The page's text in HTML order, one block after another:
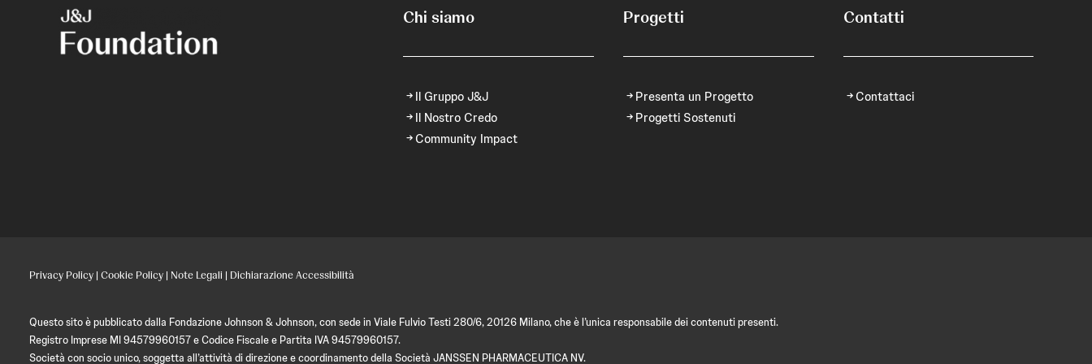
Chi siamo
Il Gruppo J&J
Il Nostro Credo
Community Impact
Progetti
Presenta un Progetto
Progetti Sostenuti
Contatti
Contattaci
Privacy Policy | Cookie Policy | Note Legali | Dichiarazione Accessibilità
Questo sito è pubblicato dalla Fondazione Johnson & Johnson, con sede in Viale Fulvio Testi 280/6, 20126 Milano, che è l’unica responsabile dei contenuti presenti.
Registro Imprese MI 94579960157 e Codice Fiscale e Partita IVA 94579960157.
Società con socio unico, soggetta all’attività di direzione e coordinamento della Società JANSSEN PHARMACEUTICA NV.